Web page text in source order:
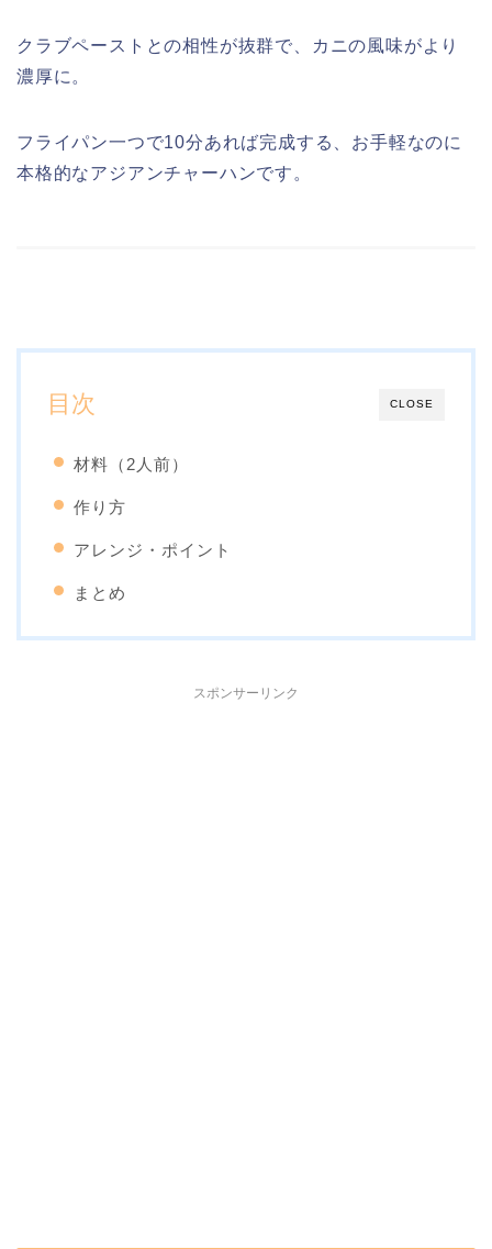
クラブペーストとの相性が抜群で、カニの風味がより
濃厚に。
フライパン一つで10分あれば完成する、お手軽なのに
本格的なアジアンチャーハンです。
CLOSE
目次
材料（2人前）
作り方
アレンジ・ポイント
まとめ
スポンサーリンク